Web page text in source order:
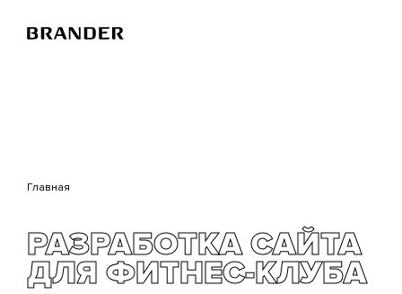
Главная
РАЗРАБОТКА САЙТА
ДЛЯ ФИТНЕС-КЛУБА